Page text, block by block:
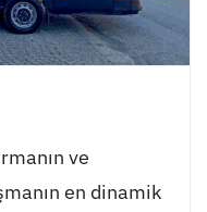
ve
en dinamik